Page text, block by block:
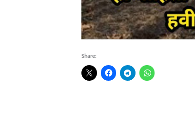
Share: